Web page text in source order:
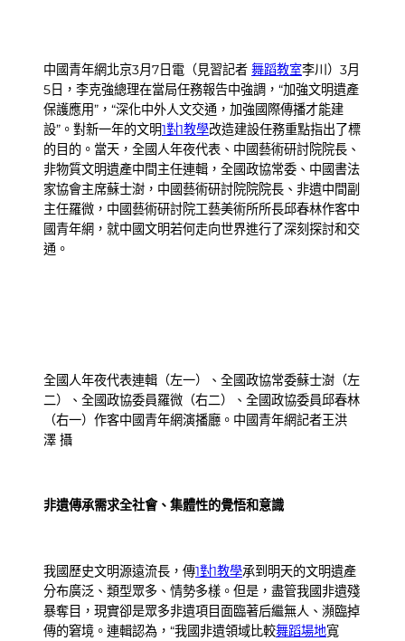
中國青年網北京3月7日電（見習記者 舞蹈教室李川）3月
5日，李克強總理在當局任務報告中強調，“加強文明遺產
保護應用”，“深化中外人文交通，加強國際傳播才能建
設”。對新一年的文明1對1教學改造建設任務重點指出了標
的目的。當天，全國人年夜代表、中國藝術研討院院長、
非物質文明遺產中間主任連輯，全國政協常委、中國書法
家協會主席蘇士澍，中國藝術研討院院院長、非遺中間副
主任羅微，中國藝術研討院工藝美術所所長邱春林作客中
國青年網，就中國文明若何走向世界進行了深刻探討和交
通。
全國人年夜代表連輯（左一）、全國政協常委蘇士澍（左
二）、全國政協委員羅微（右二）、全國政協委員邱春林
（右一）作客中國青年網演播廳。中國青年網記者王洪
澤 攝
非遺傳承需求全社會、集體性的覺悟和意識
我國歷史文明源遠流長，傳1對1教學承到明天的文明遺產
分布廣泛、類型眾多、情勢多樣。但是，盡管我國非遺殘
暴奪目，現實卻是眾多非遺項目面臨著后繼無人、瀕臨掉
傳的窘境。連輯認為，“我國非遺領域比較舞蹈場地寬